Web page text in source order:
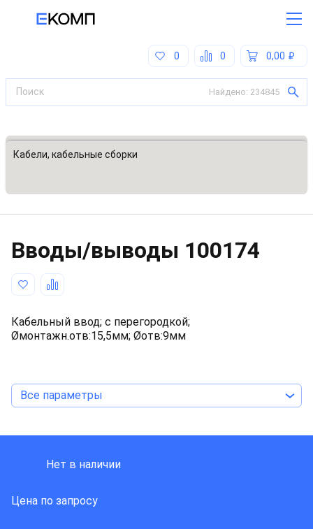
0,00
0
0
Найдено: 234845
Все категории
Кабели, кабельные сборки
Вводы/выводы 100174
Кабельный ввод; с перегородкой;
Øмонтажн.отв:15,5мм; Øотв:9мм
Все параметры
Нет в наличии
Цена по запросу